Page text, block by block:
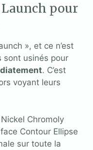
pour
», et ce n’est
sont usinés pour
. C’est
voyant leurs
Chromoly
Contour Ellipse
sur toute la